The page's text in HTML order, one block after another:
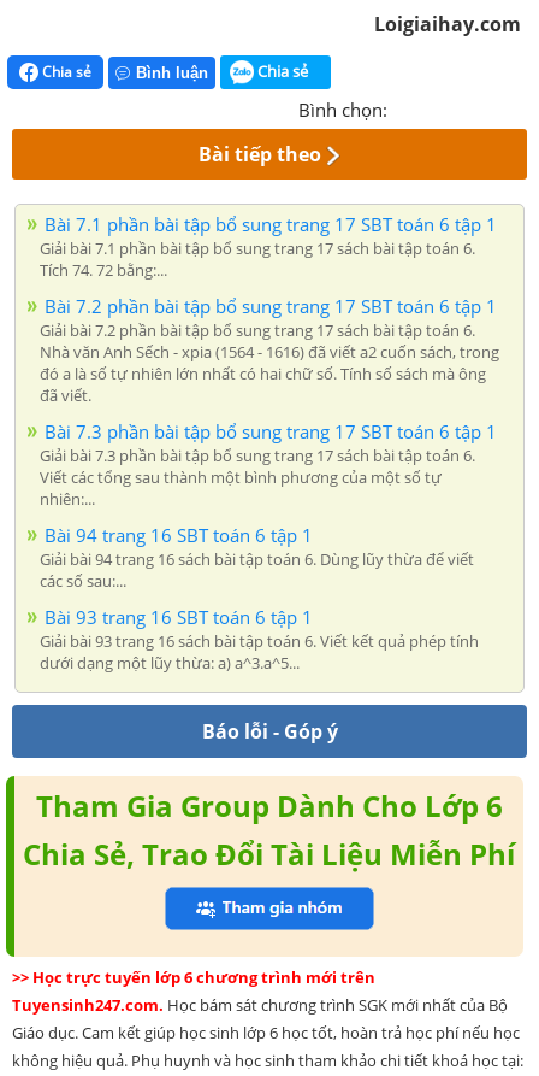
Loigiaihay.com
Chia sẻ Bình luận Chia sẻ
Bình chọn:
Bài tiếp theo
Bài 7.1 phần bài tập bổ sung trang 17 SBT toán 6 tập 1
Giải bài 7.1 phần bài tập bổ sung trang 17 sách bài tập toán 6.
Tích 74. 72 bằng:...
Bài 7.2 phần bài tập bổ sung trang 17 SBT toán 6 tập 1
Giải bài 7.2 phần bài tập bổ sung trang 17 sách bài tập toán 6.
Nhà văn Anh Sếch - xpia (1564 - 1616) đã viết a2 cuốn sách, trong
đó a là số tự nhiên lớn nhất có hai chữ số. Tính số sách mà ông
đã viết.
Bài 7.3 phần bài tập bổ sung trang 17 SBT toán 6 tập 1
Giải bài 7.3 phần bài tập bổ sung trang 17 sách bài tập toán 6.
Viết các tổng sau thành một bình phương của một số tự
nhiên:...
Bài 94 trang 16 SBT toán 6 tập 1
Giải bài 94 trang 16 sách bài tập toán 6. Dùng lũy thừa để viết
các số sau:...
Bài 93 trang 16 SBT toán 6 tập 1
Giải bài 93 trang 16 sách bài tập toán 6. Viết kết quả phép tính
dưới dạng một lũy thừa: a) a^3.a^5...
Báo lỗi - Góp ý
Tham Gia Group Dành Cho Lớp 6
Chia Sẻ, Trao Đổi Tài Liệu Miễn Phí
>> Học trực tuyến lớp 6 chương trình mới trên
Tuyensinh247.com. Học bám sát chương trình SGK mới nhất của Bộ
Giáo dục. Cam kết giúp học sinh lớp 6 học tốt, hoàn trả học phí nếu học
không hiệu quả. Phụ huynh và học sinh tham khảo chi tiết khoá học tại: